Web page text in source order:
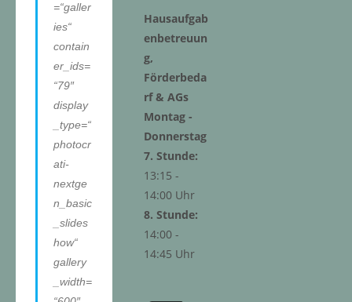
Hausaufgab
enbetreuun
g,
Förderbeda
rf & AGs
Montag -
Donnerstag
7. Stunde:
13:15 -
14:00 Uhr
8. Stunde:
14:00 -
14:45 Uhr
=“galler
ies“
contain
er_ids=
“79″
display
_type=“
photocr
ati-
nextge
n_basic
_slides
how“
gallery
_width=